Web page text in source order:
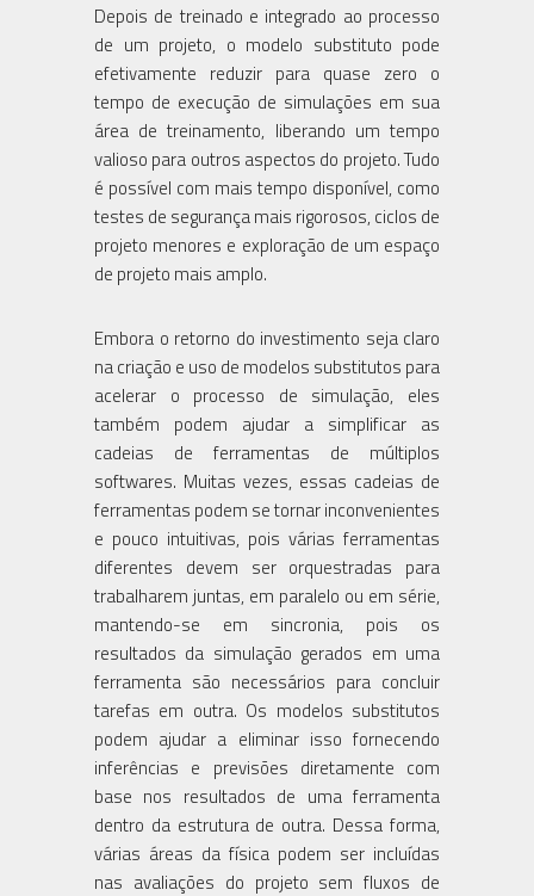
Depois de treinado e integrado ao processo
de um projeto, o modelo substituto pode
efetivamente reduzir para quase zero o
tempo de execução de simulações em sua
área de treinamento, liberando um tempo
valioso para outros aspectos do projeto. Tudo
é possível com mais tempo disponível, como
testes de segurança mais rigorosos, ciclos de
projeto menores e exploração de um espaço
de projeto mais amplo.
Embora o retorno do investimento seja claro
na criação e uso de modelos substitutos para
acelerar o processo de simulação, eles
também podem ajudar a simplificar as
cadeias de ferramentas de múltiplos
softwares. Muitas vezes, essas cadeias de
ferramentas podem se tornar inconvenientes
e pouco intuitivas, pois várias ferramentas
diferentes devem ser orquestradas para
trabalharem juntas, em paralelo ou em série,
mantendo-se em sincronia, pois os
resultados da simulação gerados em uma
ferramenta são necessários para concluir
tarefas em outra. Os modelos substitutos
podem ajudar a eliminar isso fornecendo
inferências e previsões diretamente com
base nos resultados de uma ferramenta
dentro da estrutura de outra. Dessa forma,
várias áreas da física podem ser incluídas
nas avaliações do projeto sem fluxos de